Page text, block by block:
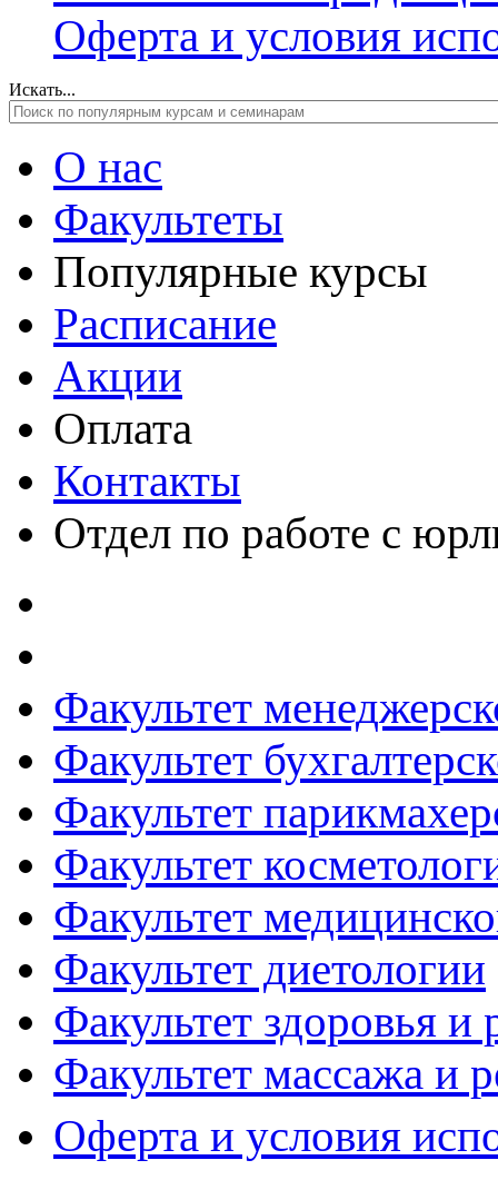
Оферта и условия
Искать...
О нас
Факультеты
Популярные курсы
Расписание
Акции
Оплата
Контакты
Отдел по работе с
Факультет
Факультет
Факультет
Факультет
Факультет
Факультет диетологии
Факультет здоровья и
Факультет массажа и
Оферта и условия